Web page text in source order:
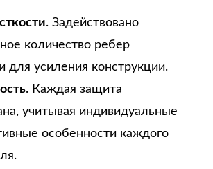
. Задействовано
количество ребер
для усиления конструкции.
. Каждая защита
учитывая индивидуальные
особенности каждого